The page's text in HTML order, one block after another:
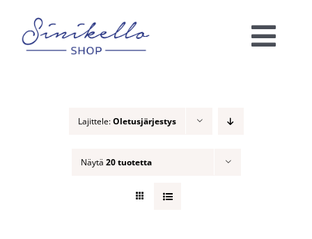
content
Lajittele:Oletusjärjestys
Näytä 20 tuotetta